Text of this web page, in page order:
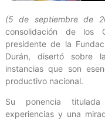
(5 de septiembre de
consolidación de los
presidente de la
Durán, disertó sobre
instancias que son
productivo nacional.
Su ponencia titulada
experiencias y una